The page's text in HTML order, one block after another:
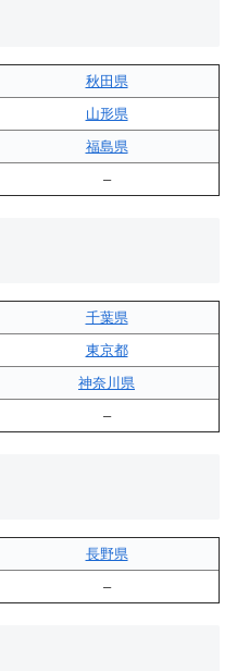
秋田県
山形県
福島県
–
千葉県
東京都
神奈川県
–
長野県
–